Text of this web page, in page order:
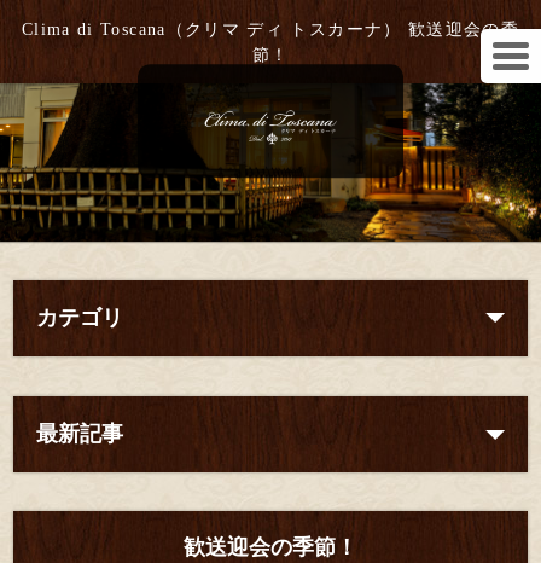
Clima di Toscana（クリマ ディ トスカーナ） 歓送迎会の季
節！
カテゴリ
最新記事
歓送迎会の季節！